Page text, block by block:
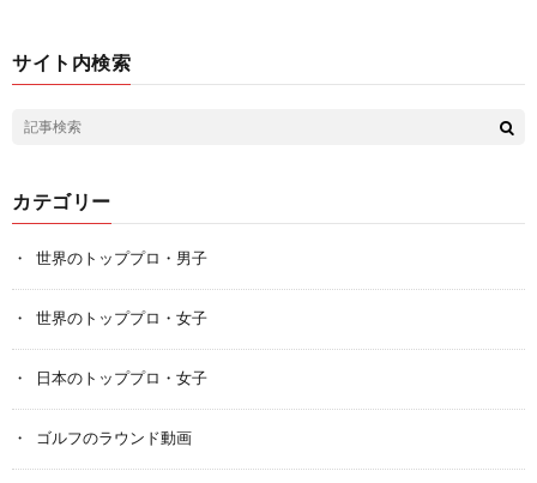
サイト内検索
カテゴリー
世界のトッププロ・男子
世界のトッププロ・女子
日本のトッププロ・女子
ゴルフのラウンド動画